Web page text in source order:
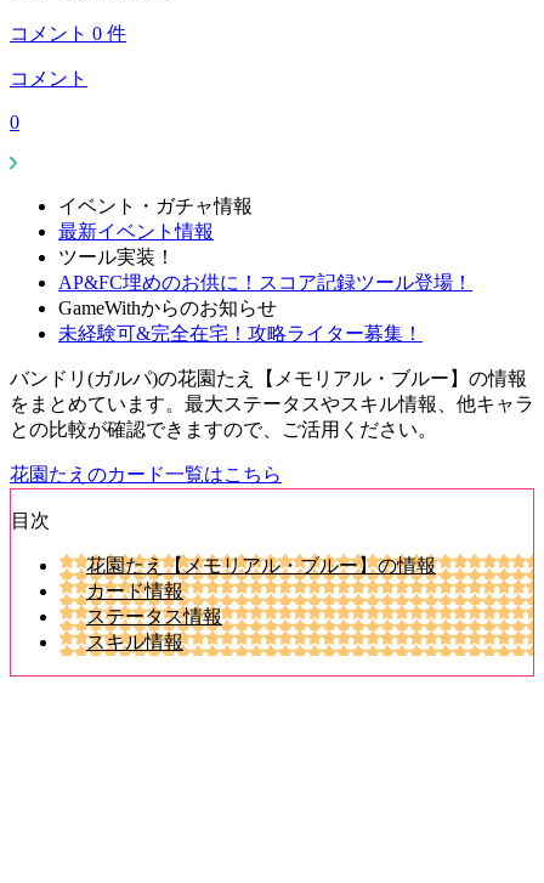
コメント 0 件
コメント
0
イベント・ガチャ情報
最新イベント情報
ツール実装！
AP&FC埋めのお供に！スコア記録ツール登場！
GameWithからのお知らせ
未経験可&完全在宅！攻略ライター募集！
バンドリ(ガルパ)の花園たえ【メモリアル・ブルー】の情報
をまとめています。最大ステータスやスキル情報、他キャラ
との比較が確認できますので、ご活用ください。
花園たえのカード一覧はこちら
目次
花園たえ【メモリアル・ブルー】の情報
カード情報
ステータス情報
スキル情報